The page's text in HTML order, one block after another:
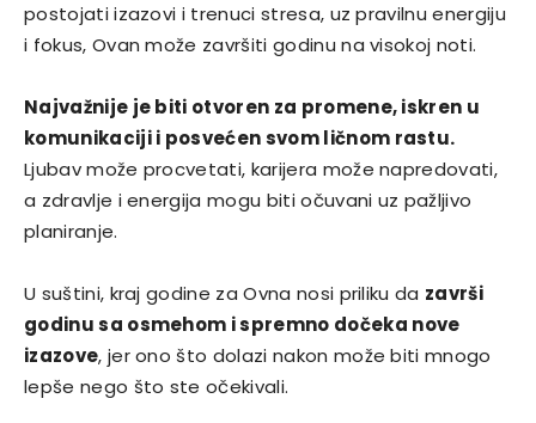
postojati izazovi i trenuci stresa, uz pravilnu energiju
i fokus, Ovan može završiti godinu na visokoj noti.
Najvažnije je biti otvoren za promene, iskren u
komunikaciji i posvećen svom ličnom rastu.
Ljubav može procvetati, karijera može napredovati,
a zdravlje i energija mogu biti očuvani uz pažljivo
planiranje.
U suštini, kraj godine za Ovna nosi priliku da završi
godinu sa osmehom i spremno dočeka nove
izazove, jer ono što dolazi nakon može biti mnogo
lepše nego što ste očekivali.